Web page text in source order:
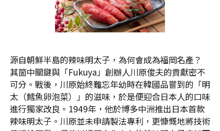
源自朝鮮半島的辣味明太子，為何會成為福岡名產？
其箇中關鍵與「Fukuya」創辦人川原俊夫的貢獻密不
可分。戰後，川原始終難忘年幼時在韓國品嘗到的「明
太（鱈魚卵泡菜）」的滋味，於是便迎合日本人的口味
進行獨家改良。1949年，他於博多中洲推出日本首款
辣味明太子。川原並未申請製法專利，更慷慨地將技術